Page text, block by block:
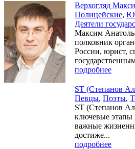
Верхогляд
Полицейские,
Деятели
Максим
полковник
России, юрист,
подробнее
ST (Степанов
Певцы, Поэты,
ST (Степанов
ключевые этапы
важные
достиже...
подробнее